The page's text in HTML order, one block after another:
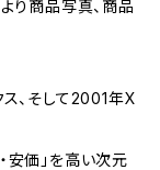
商品写真、商品
、そして2001年X
安価」を高い次元